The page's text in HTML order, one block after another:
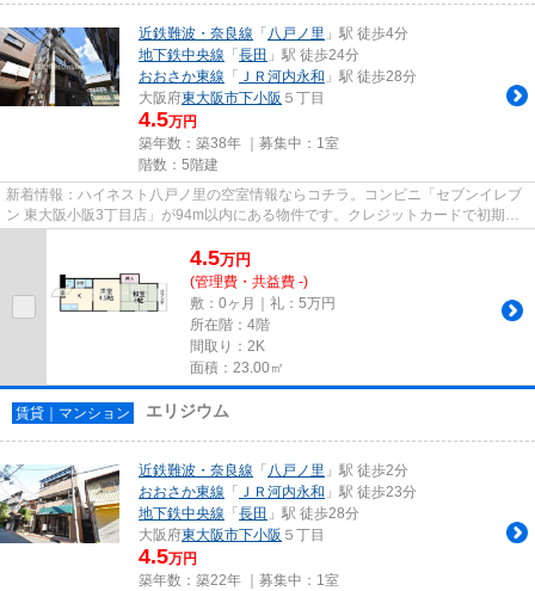
近鉄難波・奈良線 「 八戸ノ里 」駅 徒歩4分
地下鉄中央線 「長田 」駅 徒歩24分
おおさか東線 「 ＪＲ河内永和 」駅 徒歩28分
大阪府東大阪市下小阪 ５丁目
4.5万円
築年数：築38年 ｜募集中： 1室
階数：5階建
新着情報：ハイネスト八戸ノ里の空室情報ならコチラ。コンビニ「セブンイレブ
ン 東大阪小阪3丁目店」が94m以内にある物件です。クレジットカードで初期費
用をお支払いいただける物件で...
4.5万円
(管理費・共益費 -)
敷：0ヶ月｜礼：5万円
所在階：4階
間取り：2K
面積：23.00㎡
賃貸｜マンション エリジウム
近鉄難波・奈良線 「 八戸ノ里 」駅 徒歩2分
おおさか東線 「 ＪＲ河内永和 」駅 徒歩23分
地下鉄中央線 「長田 」駅 徒歩28分
大阪府東大阪市下小阪 ５丁目
4.5万円
築年数：築22年 ｜募集中： 1室